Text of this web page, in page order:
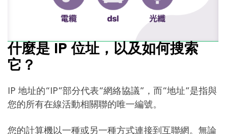
什麼是 IP 位址，以及如何搜索
它？
IP 地址的“IP”部分代表“網絡協議”，而“地址”是指與
您的所有在線活動相關聯的唯一編號。
您的計算機以一種或另一種方式連接到互聯網。無論